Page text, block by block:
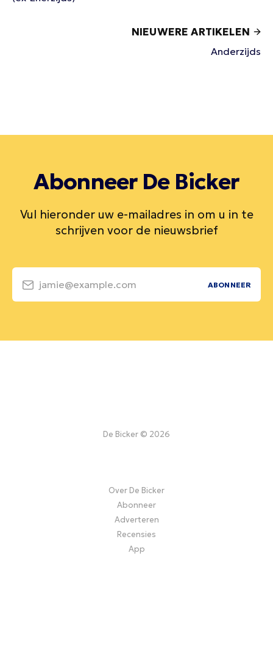
NIEUWERE ARTIKELEN
Anderzijds
Abonneer De Bicker
Vul hieronder uw e-mailadres in om u in te
schrijven voor de nieuwsbrief
jamie@example.com ABONNEER
De Bicker © 2026
Over De Bicker
Abonneer
Adverteren
Recensies
App